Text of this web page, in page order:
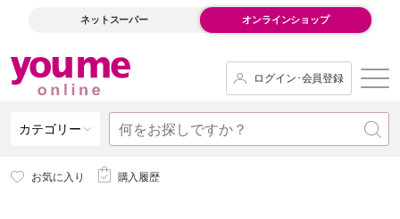
ネットスーパー オンラインショップ
ログイン･会員登録
カテゴリー
お気に入り 購入履歴